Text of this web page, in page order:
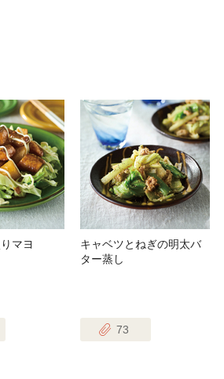
マヨ
キャベツとねぎの明太バ
ター蒸し
73